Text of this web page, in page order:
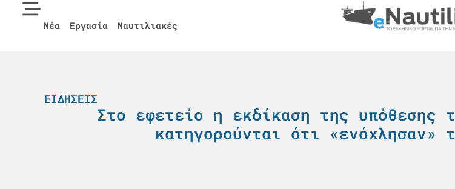
Νέα Εργασία Ναυτιλιακές
ΕΙΔΉΣΕΙΣ
Στο εφετείο η εκδίκαση της υπόθεσης
κατηγορούνται ότι